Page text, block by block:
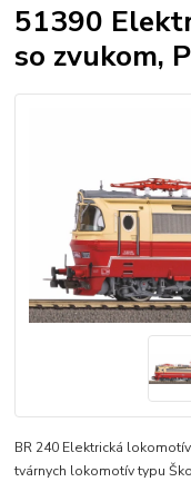
51390
so zvukom,
BR 240 Elektrická
tvárnych lokomotív typu